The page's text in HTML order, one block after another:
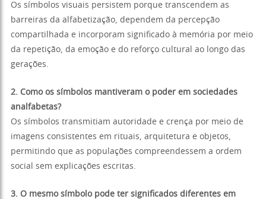
Os símbolos visuais persistem porque transcendem as
barreiras da alfabetização, dependem da percepção
compartilhada e incorporam significado à memória por meio
da repetição, da emoção e do reforço cultural ao longo das
gerações.
2. Como os símbolos mantiveram o poder em sociedades
analfabetas?
Os símbolos transmitiam autoridade e crença por meio de
imagens consistentes em rituais, arquitetura e objetos,
permitindo que as populações compreendessem a ordem
social sem explicações escritas.
3. O mesmo símbolo pode ter significados diferentes em